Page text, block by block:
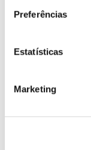
Preferências
Estatísticas
Marketing